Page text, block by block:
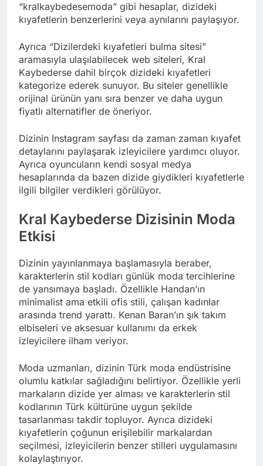
“kralkaybedesemoda” gibi hesaplar, dizideki
kıyafetlerin benzerlerini veya aynılarını paylaşıyor.
Ayrıca “Dizilerdeki kıyafetleri bulma sitesi”
aramasıyla ulaşılabilecek web siteleri, Kral
Kaybederse dahil birçok dizideki kıyafetleri
kategorize ederek sunuyor. Bu siteler genellikle
orijinal ürünün yanı sıra benzer ve daha uygun
fiyatlı alternatifler de öneriyor.
Dizinin Instagram sayfası da zaman zaman kıyafet
detaylarını paylaşarak izleyicilere yardımcı oluyor.
Ayrıca oyuncuların kendi sosyal medya
hesaplarında da bazen dizide giydikleri kıyafetlerle
ilgili bilgiler verdikleri görülüyor.
Kral Kaybederse Dizisinin Moda
Etkisi
Dizinin yayınlanmaya başlamasıyla beraber,
karakterlerin stil kodları günlük moda tercihlerine
de yansımaya başladı. Özellikle Handan’ın
minimalist ama etkili ofis stili, çalışan kadınlar
arasında trend yarattı. Kenan Baran’ın şık takım
elbiseleri ve aksesuar kullanımı da erkek
izleyicilere ilham veriyor.
Moda uzmanları, dizinin Türk moda endüstrisine
olumlu katkılar sağladığını belirtiyor. Özellikle yerli
markaların dizide yer alması ve karakterlerin stil
kodlarının Türk kültürüne uygun şekilde
tasarlanması takdir topluyor. Ayrıca dizideki
kıyafetlerin çoğunun erişilebilir markalardan
seçilmesi, izleyicilerin benzer stilleri uygulamasını
kolaylaştırıyor.